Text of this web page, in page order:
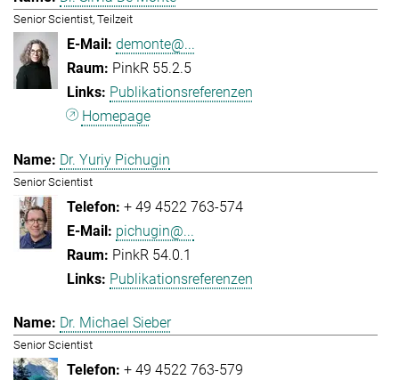
Senior Scientist, Teilzeit
demonte@...
PinkR 55.2.5
Publikationsreferenzen
Homepage
Dr. Yuriy Pichugin
Senior Scientist
+ 49 4522 763-574
pichugin@...
PinkR 54.0.1
Publikationsreferenzen
Dr. Michael Sieber
Senior Scientist
+ 49 4522 763-579